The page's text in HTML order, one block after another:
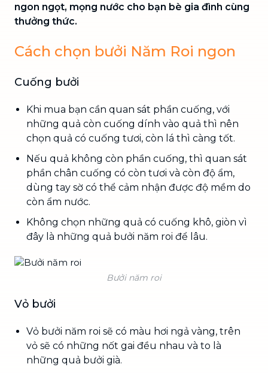
ngon ngọt, mọng nước cho bạn bè gia đình cùng
thưởng thức.
Cách chọn bưởi Năm Roi ngon
Cuống bưởi
Khi mua bạn cần quan sát phần cuống, với
những quả còn cuống dính vào quả thì nên
chọn quả có cuống tươi, còn lá thì càng tốt.
Nếu quả không còn phần cuống, thì quan sát
phần chân cuống có còn tươi và còn độ ẩm,
dùng tay sờ có thể cảm nhận được độ mềm do
còn ẩm nước.
Không chọn những quả có cuống khô, giòn vì
đây là những quả bưởi năm roi để lâu.
Bưởi năm roi
Vỏ bưởi
Vỏ bưởi năm roi sẽ có màu hơi ngả vàng, trên
vỏ sẽ có những nốt gai đều nhau và to là
những quả bưởi già.